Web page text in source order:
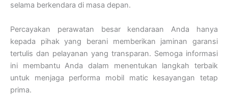
selama berkendara di masa depan.
Percayakan perawatan besar kendaraan Anda hanya
kepada pihak yang berani memberikan jaminan garansi
tertulis dan pelayanan yang transparan. Semoga informasi
ini membantu Anda dalam menentukan langkah terbaik
untuk menjaga performa mobil matic kesayangan tetap
prima.